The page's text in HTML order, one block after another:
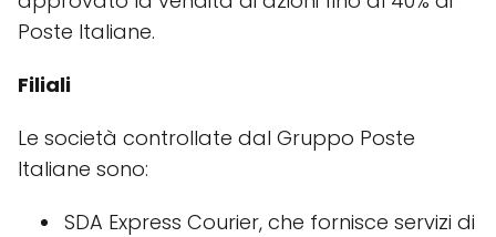
Poste Italiane.
Filiali
Le società controllate dal Gruppo Poste
Italiane sono:
SDA Express Courier, che fornisce servizi di